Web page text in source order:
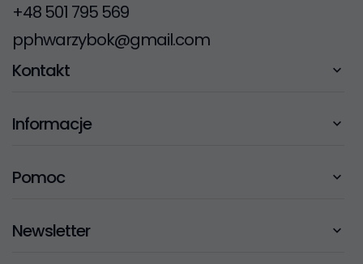
+48 501 795 569
pphwarzybok@gmail.com
Kontakt
Informacje
Pomoc
Newsletter